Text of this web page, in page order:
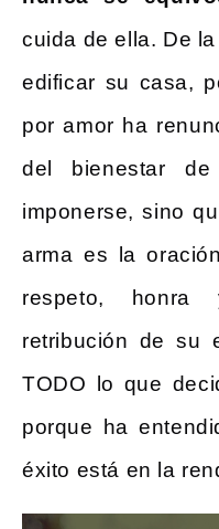
cuida de ella. De
edificar su casa,
por amor ha
del bienestar
imponerse, sino
arma es la
respeto,
retribución de su
TODO lo que
porque ha
éxito está en la